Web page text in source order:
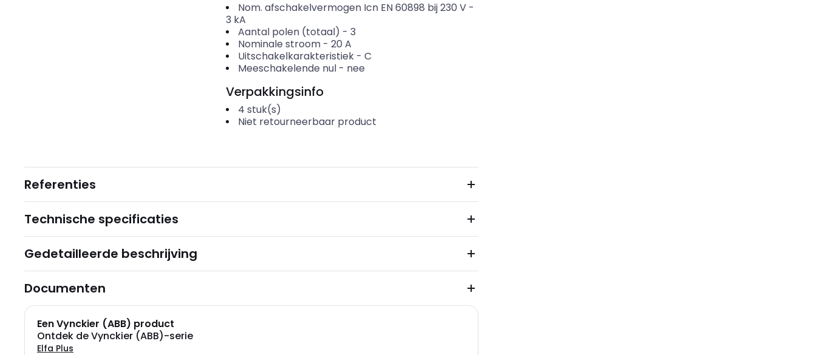
Nom. afschakelvermogen Icn EN 60898 bij 230 V-
3 kA
Aantal polen (totaal) - 3
Nominale stroom- 20 A
Uitschakelkarakteristiek- C
Meeschakelende nul- nee
Verpakkingsinfo
4 stuk(s)
Niet retourneerbaar product
Referenties
Technische specificaties
Gedetailleerde beschrijving
Documenten
Een Vynckier (ABB) product
Ontdek de Vynckier (ABB)-serie
Elfa Plus